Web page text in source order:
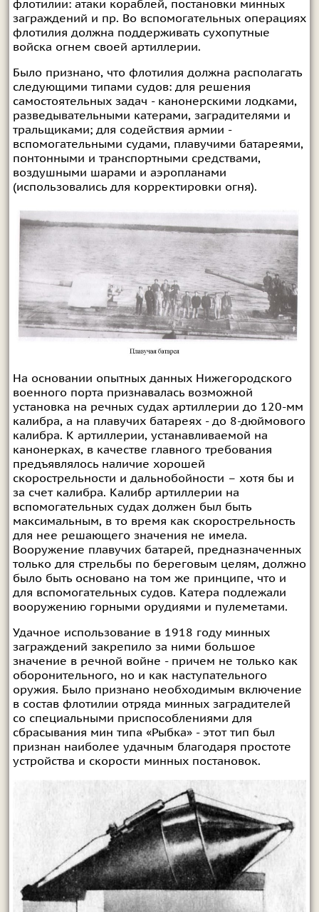
флотилии: атаки кораблей, постановки минных
заграждений и пр. Во вспомогательных операциях
флотилия должна поддерживать сухопутные
войска огнем своей артиллерии.
Было признано, что флотилия должна располагать
следующими типами судов: для решения
самостоятельных задач - канонерскими лодками,
разведывательными катерами, заградителями и
тральщиками; для содействия армии -
вспомогательными судами, плавучими батареями,
понтонными и транспортными средствами,
воздушными шарами и аэропланами
(использовались для корректировки огня).
На основании опытных данных Нижегородского
военного порта признавалась возможной
установка на речных судах артиллерии до 120-мм
калибра, а на плавучих батареях - до 8-дюймового
калибра. К артиллерии, устанавливаемой на
канонерках, в качестве главного требования
предъявлялось наличие хорошей
скорострельности и дальнобойности – хотя бы и
за счет калибра. Калибр артиллерии на
вспомогательных судах должен был быть
максимальным, в то время как скорострельность
для нее решающего значения не имела.
Вооружение плавучих батарей, предназначенных
только для стрельбы по береговым целям, должно
было быть основано на том же принципе, что и
для вспомогательных судов. Катера подлежали
вооружению горными орудиями и пулеметами.
Удачное использование в 1918 году минных
заграждений закрепило за ними большое
значение в речной войне - причем не только как
оборонительного, но и как наступательного
оружия. Было признано необходимым включение
в состав флотилии отряда минных заградителей
со специальными приспособлениями для
сбрасывания мин типа «Рыбка» - этот тип был
признан наиболее удачным благодаря простоте
устройства и скорости минных постановок.